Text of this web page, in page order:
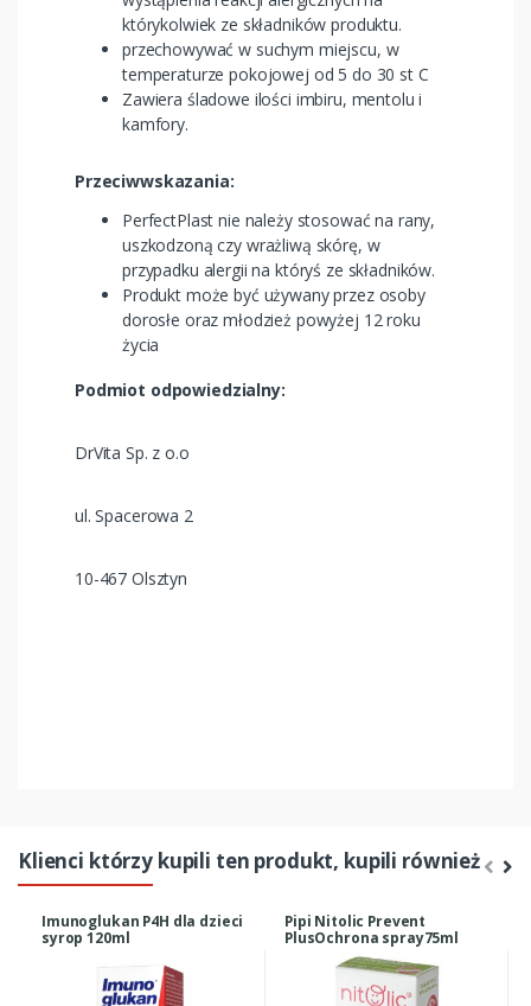
którykolwiek ze składników produktu.
przechowywać w suchym miejscu, w
temperaturze pokojowej od 5 do 30 st C
Zawiera śladowe ilości imbiru, mentolu i
kamfory.
Przeciwwskazania:
PerfectPlast nie należy stosować na rany,
uszkodzoną czy wrażliwą skórę, w
przypadku alergii na któryś ze składników.
Produkt może być używany przez osoby
dorosłe oraz młodzież powyżej 12 roku
życia
Podmiot odpowiedzialny:
DrVita Sp. z o.o
ul. Spacerowa 2
10-467 Olsztyn
Klienci którzy kupili ten produkt, kupili również
Imunoglukan P4H dla dzieci
syrop 120ml
Pipi Nitolic Prevent
PlusOchrona spray75ml